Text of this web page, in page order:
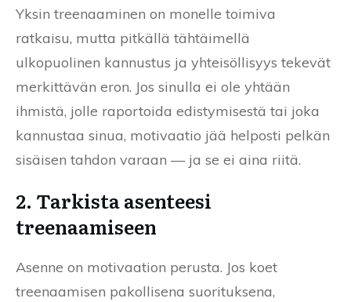
Yksin treenaaminen on monelle toimiva
ratkaisu, mutta pitkällä tähtäimellä
ulkopuolinen kannustus ja yhteisöllisyys tekevät
merkittävän eron. Jos sinulla ei ole yhtään
ihmistä, jolle raportoida edistymisestä tai joka
kannustaa sinua, motivaatio jää helposti pelkän
sisäisen tahdon varaan — ja se ei aina riitä.
2. Tarkista asenteesi
treenaamiseen
Asenne on motivaation perusta. Jos koet
treenaamisen pakollisena suorituksena,